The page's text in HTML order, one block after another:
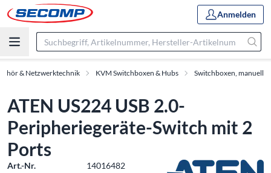
Anmelden
& Netzwerktechnik KVM Switchboxen & Hubs Switchboxen, manuell
ATEN US224 USB 2.0-
Peripheriegeräte-Switch mit 2
Ports
Art.-Nr.
14016482